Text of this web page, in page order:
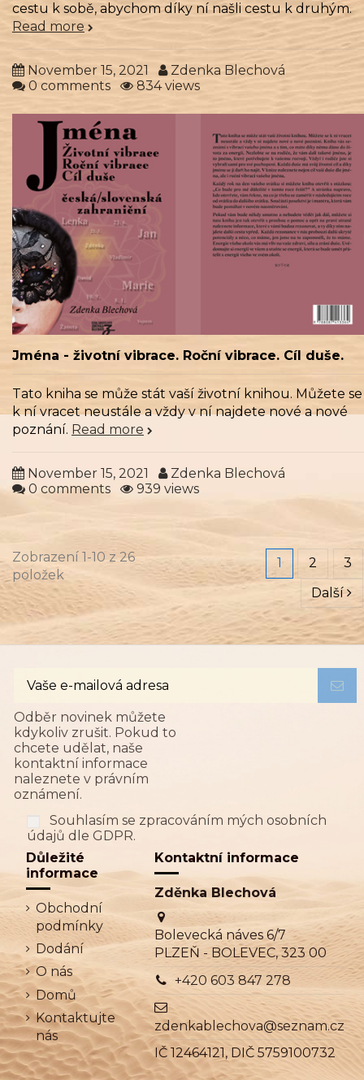
cestu k sobě, abychom díky ní našli cestu k druhým.
Read more
November 15, 2021
Zdenka Blechová
0 comments
834 views
Jména - životní vibrace. Roční vibrace. Cíl duše.
Tato kniha se může stát vaší životní knihou. Můžete se
k ní vracet neustále a vždy v ní najdete nové a nové
poznání. Read more
November 15, 2021
Zdenka Blechová
0 comments
939 views
Zobrazení 1-10 z 26
položek
1 2
3
Další
Odběr novinek můžete
kdykoliv zrušit. Pokud to
chcete udělat, naše
kontaktní informace
naleznete v právním
oznámení.
Souhlasím se zpracováním mých osobních
údajů dle GDPR.
Důležité
informace
Obchodní
podmínky
Dodání
O nás
Domů
Kontaktujte
nás
Kontaktní informace
Zděnka Blechová
Bolevecká náves 6/7
PLZEŇ - BOLEVEC, 323 00
+420 603 847 278
zdenkablechova@seznam.cz
IČ 12464121, DIČ 5759100732